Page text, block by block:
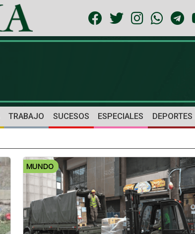
TRABAJO SUCESOS ESPECIALES DEPORTES
MUNDO